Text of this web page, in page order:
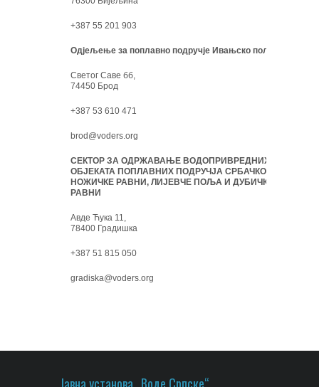
+387 55 201 903
Одјељење за поплавно подручје Ивањско поље:
Светог Саве бб,
74450 Брод
+387 53 610 471
brod@voders.org
СЕКТОР ЗА ОДРЖАВАЊЕ ВОДОПРИВРЕДНИХ
ОБЈЕКАТА ПОПЛАВНИХ ПОДРУЧЈА СРБАЧКО-
НОЖИЧКЕ РАВНИ, ЛИЈЕВЧЕ ПОЉА И ДУБИЧКЕ
РАВНИ
Авде Ћука 11,
78400 Градишка
+387 51 815 050
gradiska@voders.org